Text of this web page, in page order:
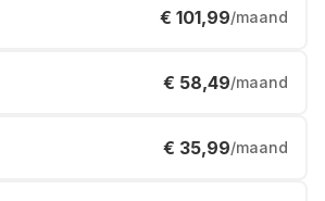
€ 101,99/maand
€ 58,49/maand
€ 35,99/maand